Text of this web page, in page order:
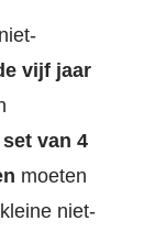
vijf jaar
set van 4
moeten
niet-